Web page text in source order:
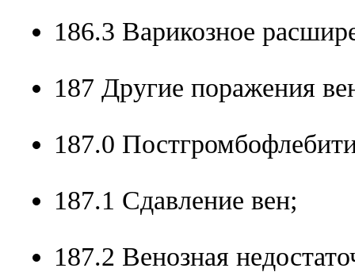
186.3 Варикозное
187 Другие поражения
187.0
187.1 Сдавление вен;
187.2 Венозная